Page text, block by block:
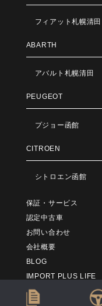
フィアット札幌清田
ABARTH
アバルト札幌清田
PEUGEOT
プジョー函館
CITROEN
シトロエン函館
保証・サービス
認定中古車
お問い合わせ
会社概要
BLOG
IMPORT PLUS LIFE